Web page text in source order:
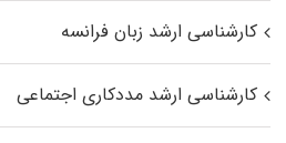
کارشناسی ارشد زبان فرانسه
کارشناسی ارشد مددکاری اجتماعی